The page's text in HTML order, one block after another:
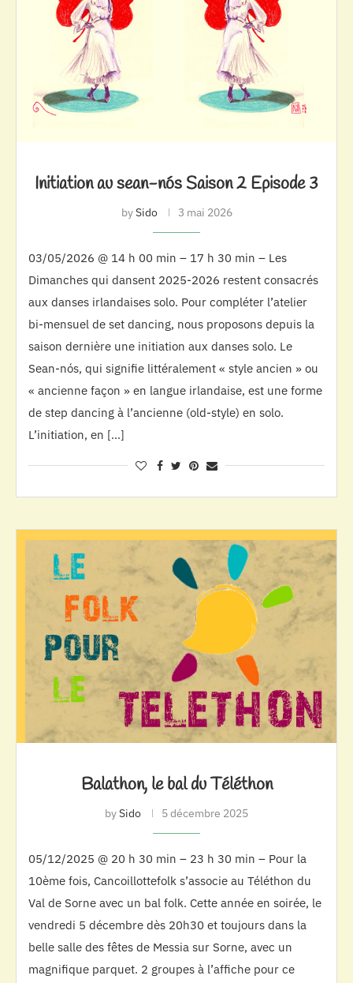
Initiation au sean-nós Saison 2 Episode 3
bySido 3 mai 2026
03/05/2026 @ 14 h 00 min – 17 h 30 min – Les
Dimanches qui dansent 2025-2026 restent consacrés
aux danses irlandaises solo. Pour compléter l’atelier
bi-mensuel de set dancing, nous proposons depuis la
saison dernière une initiation aux danses solo. Le
Sean-nós, qui signifie littéralement « style ancien » ou
« ancienne façon » en langue irlandaise, est une forme
de step dancing à l’ancienne (old-style) en solo.
L’initiation, en […]
Balathon, le bal du Téléthon
bySido 5 décembre 2025
05/12/2025 @ 20 h 30 min – 23 h 30 min – Pour la
10ème fois, Cancoillottefolk s’associe au Téléthon du
Val de Sorne avec un bal folk. Cette année en soirée, le
vendredi 5 décembre dès 20h30 et toujours dans la
belle salle des fêtes de Messia sur Sorne, avec un
magnifique parquet. 2 groupes à l’affiche pour ce